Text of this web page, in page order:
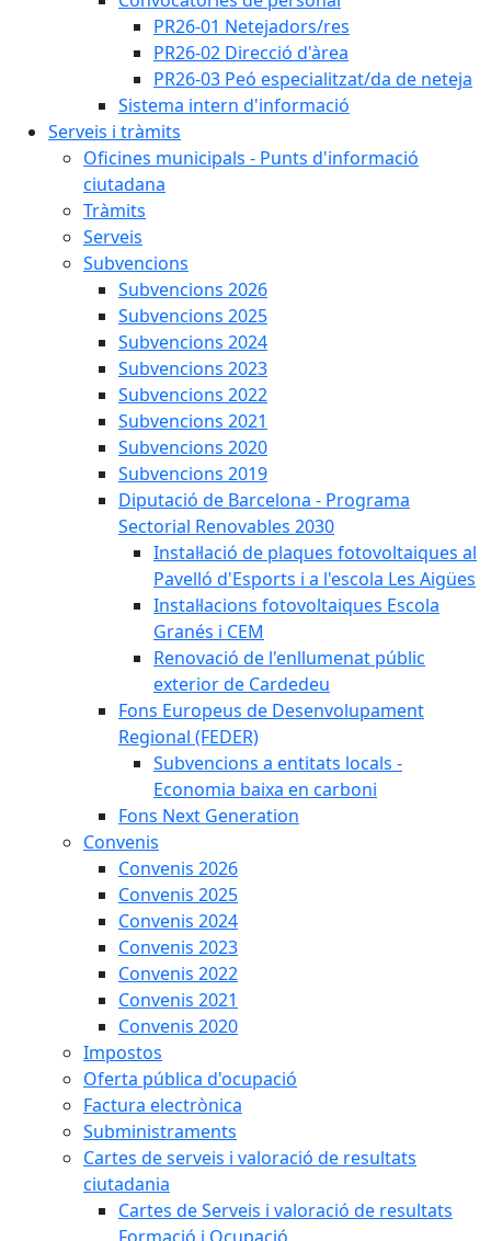
PR26-01 Netejadors/res
PR26-02 Direcció d'àrea
PR26-03 Peó especialitzat/da de neteja
Sistema intern d'informació
Serveis i tràmits
Oficines municipals - Punts d'informació
ciutadana
Tràmits
Serveis
Subvencions
Subvencions 2026
Subvencions 2025
Subvencions 2024
Subvencions 2023
Subvencions 2022
Subvencions 2021
Subvencions 2020
Subvencions 2019
Diputació de Barcelona - Programa
Sectorial Renovables 2030
Instal·lació de plaques fotovoltaiques al
Pavelló d'Esports i a l'escola Les Aigües
Instal·lacions fotovoltaiques Escola
Granés i CEM
Renovació de l'enllumenat públic
exterior de Cardedeu
Fons Europeus de Desenvolupament
Regional (FEDER)
Subvencions a entitats locals -
Economia baixa en carboni
Fons Next Generation
Convenis
Convenis 2026
Convenis 2025
Convenis 2024
Convenis 2023
Convenis 2022
Convenis 2021
Convenis 2020
Impostos
Oferta pública d'ocupació
Factura electrònica
Subministraments
Cartes de serveis i valoració de resultats
ciutadania
Cartes de Serveis i valoració de resultats